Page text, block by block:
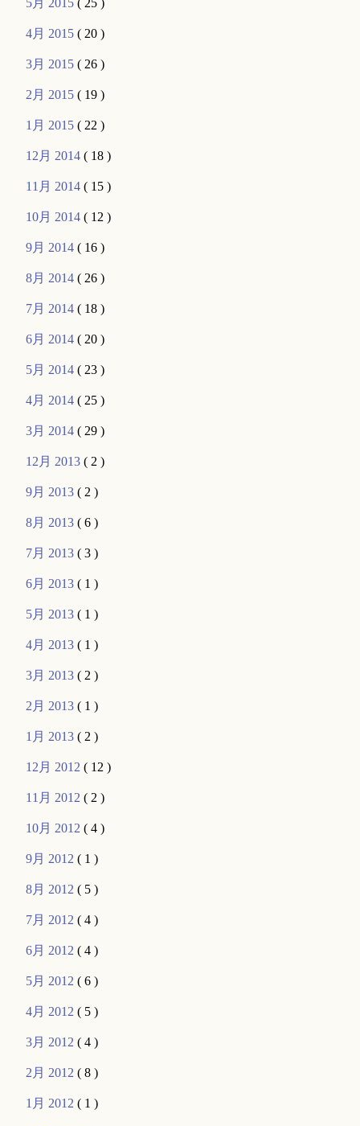
5月 2015( 25 )
4月 2015( 20 )
3月 2015( 26 )
2月 2015( 19 )
1月 2015( 22 )
12月 2014( 18 )
11月 2014( 15 )
10月 2014( 12 )
9月 2014( 16 )
8月 2014( 26 )
7月 2014( 18 )
6月 2014( 20 )
5月 2014( 23 )
4月 2014( 25 )
3月 2014( 29 )
12月 2013( 2 )
9月 2013( 2 )
8月 2013( 6 )
7月 2013( 3 )
6月 2013( 1 )
5月 2013( 1 )
4月 2013( 1 )
3月 2013( 2 )
2月 2013( 1 )
1月 2013( 2 )
12月 2012( 12 )
11月 2012( 2 )
10月 2012( 4 )
9月 2012( 1 )
8月 2012( 5 )
7月 2012( 4 )
6月 2012( 4 )
5月 2012( 6 )
4月 2012( 5 )
3月 2012( 4 )
2月 2012( 8 )
1月 2012( 1 )